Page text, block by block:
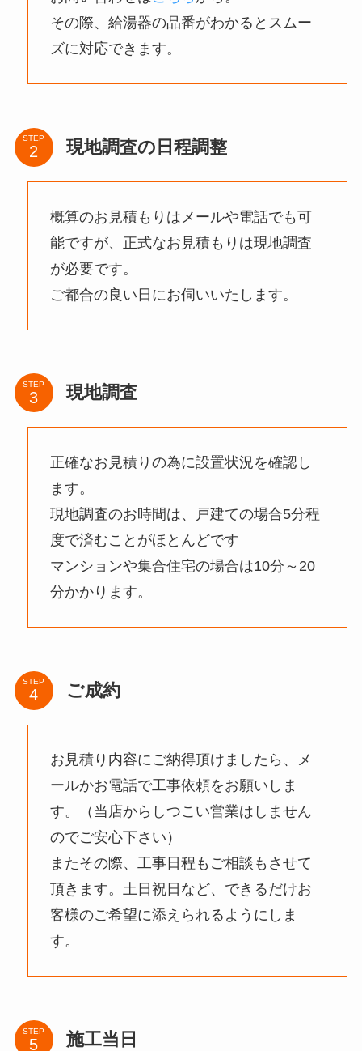
その際、給湯器の品番がわかるとスムー
ズに対応できます。
STEP 現地調査の日程調整
概算のお見積もりはメールや電話でも可
能ですが、正式なお見積もりは現地調査
が必要です。
ご都合の良い日にお伺いいたします。
STEP 現地調査
正確なお見積りの為に設置状況を確認し
ます。
現地調査のお時間は、戸建ての場合5分程
度で済むことがほとんどです
マンションや集合住宅の場合は10分～20
分かかります。
STEP ご成約
お見積り内容にご納得頂けましたら、メ
ールかお電話で工事依頼をお願いしま
す。（当店からしつこい営業はしません
のでご安心下さい）
またその際、工事日程もご相談もさせて
頂きます。土日祝日など、できるだけお
客様のご希望に添えられるようにしま
す。
STEP 施工当日